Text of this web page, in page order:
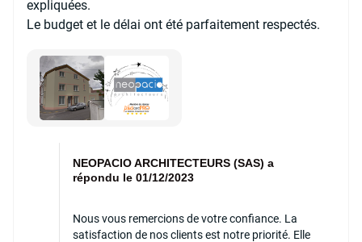
expliquées.
Le budget et le délai ont été parfaitement respectés.
NEOPACIO ARCHITECTEURS (SAS) a
répondu le 01/12/2023
Nous vous remercions de votre confiance. La
satisfaction de nos clients est notre priorité. Elle